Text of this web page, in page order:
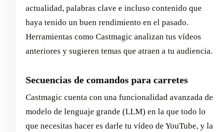
actualidad, palabras clave e incluso contenido que
haya tenido un buen rendimiento en el pasado.
Herramientas como Castmagic analizan tus vídeos
anteriores y sugieren temas que atraen a tu audiencia.
Secuencias de comandos para carretes
Castmagic cuenta con una funcionalidad avanzada de
modelo de lenguaje grande (LLM) en la que todo lo
que necesitas hacer es darle tu vídeo de YouTube, y la